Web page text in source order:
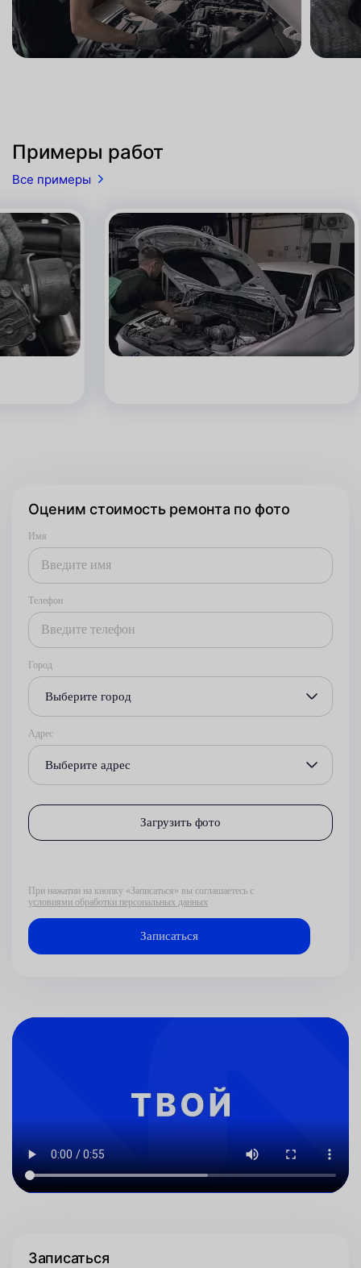
Примеры работ
Все примеры
Оценим стоимость ремонта по фото
Имя
Телефон
Город
Выберите город
Адрес
Выберите адрес
Загрузить фото
При нажатии на кнопку «Записаться» вы соглашаетесь с
условиями обработки персональных данных
Записаться